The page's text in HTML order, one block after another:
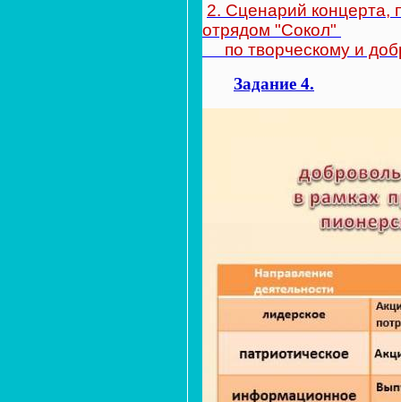
2. Сценарий концерта,
отрядом "Сокол"
по творческому и
Задание 4.